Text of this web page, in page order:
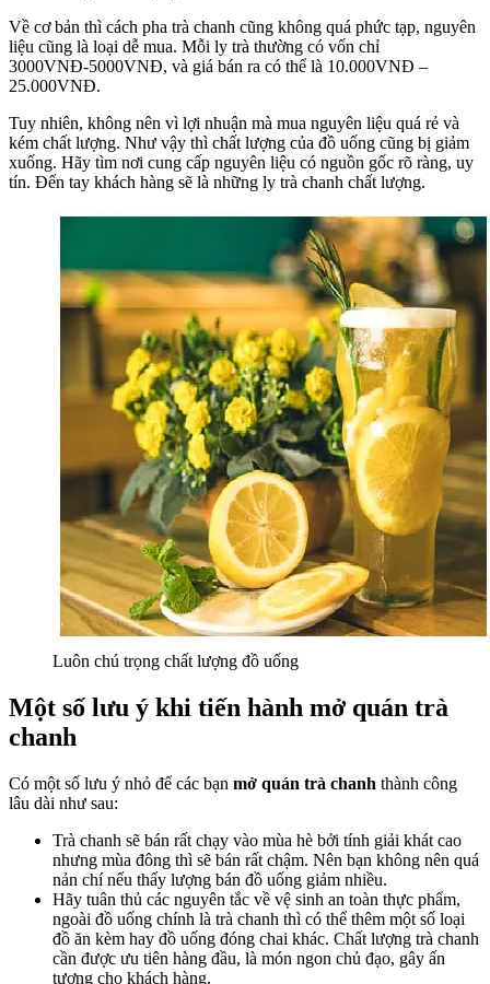
Về cơ bản thì cách pha trà chanh cũng không quá phức tạp, nguyên
liệu cũng là loại dễ mua. Mỗi ly trà thường có vốn chỉ
3000VNĐ-5000VNĐ, và giá bán ra có thể là 10.000VNĐ –
25.000VNĐ.
Tuy nhiên, không nên vì lợi nhuận mà mua nguyên liệu quá rẻ và
kém chất lượng. Như vậy thì chất lượng của đồ uống cũng bị giảm
xuống. Hãy tìm nơi cung cấp nguyên liệu có nguồn gốc rõ ràng, uy
tín. Đến tay khách hàng sẽ là những ly trà chanh chất lượng.
Luôn chú trọng chất lượng đồ uống
Một số lưu ý khi tiến hành mở quán trà
chanh
Có một số lưu ý nhỏ để các bạn mở quán trà chanh thành công
lâu dài như sau:
Trà chanh sẽ bán rất chạy vào mùa hè bởi tính giải khát cao
nhưng mùa đông thì sẽ bán rất chậm. Nên bạn không nên quá
nản chí nếu thấy lượng bán đồ uống giảm nhiều.
Hãy tuân thủ các nguyên tắc về vệ sinh an toàn thực phẩm,
ngoài đồ uống chính là trà chanh thì có thể thêm một số loại
đồ ăn kèm hay đồ uống đóng chai khác. Chất lượng trà chanh
cần được ưu tiên hàng đầu, là món ngon chủ đạo, gây ấn
tượng cho khách hàng.